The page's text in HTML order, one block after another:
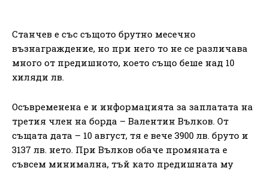
Станчев е със същото брутно месечно
възнаграждение, но при него то не се различава
много от предишното, което също беше над 10
хиляди лв.
Осъвременена е и информацията за заплатата на
третия член на борда – Валентин Вълков. От
същата дата – 10 август, тя е вече 3900 лв. бруто и
3137 лв. нето. При Вълков обаче промяната е
съвсем минимална, тъй като предишната му